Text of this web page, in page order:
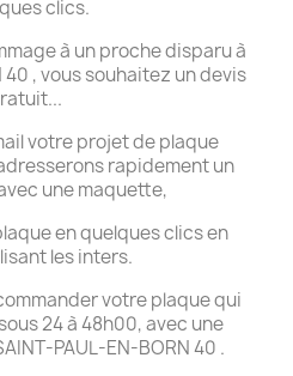
clics.
à un proche disparu à
40 , vous souhaitez un devis
votre projet de plaque
rapidement un
une maquette,
en quelques clics en
les inters.
votre plaque qui
24 à 48h00, avec une
PAUL-EN-BORN 40 .